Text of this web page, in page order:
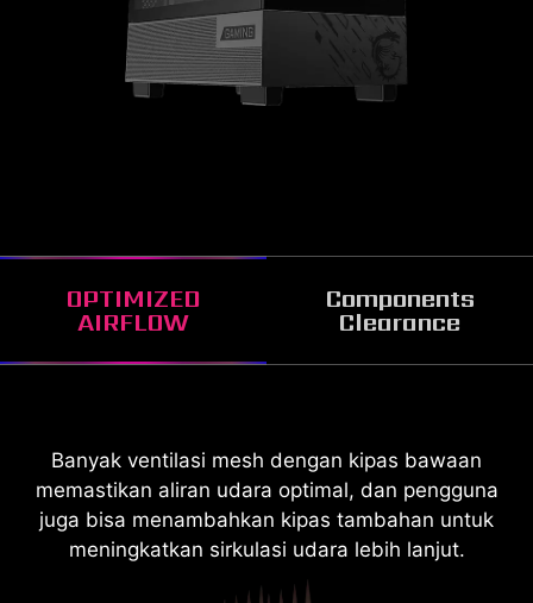
OPTIMIZED
AIRFLOW
Components
Clearance
Banyak ventilasi mesh dengan kipas bawaan
memastikan aliran udara optimal, dan pengguna
juga bisa menambahkan kipas tambahan untuk
meningkatkan sirkulasi udara lebih lanjut.
Banyak ventilasi mesh dengan kipas bawaan
memastikan aliran udara optimal, dan pengguna
juga bisa menambahkan kipas tambahan untuk
meningkatkan sirkulasi udara lebih lanjut.